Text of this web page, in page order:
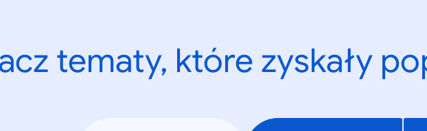
tematy, które zyskały